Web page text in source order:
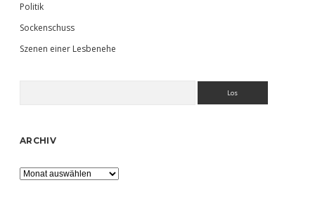
Politik
Sockenschuss
Szenen einer Lesbenehe
ARCHIV
Archiv